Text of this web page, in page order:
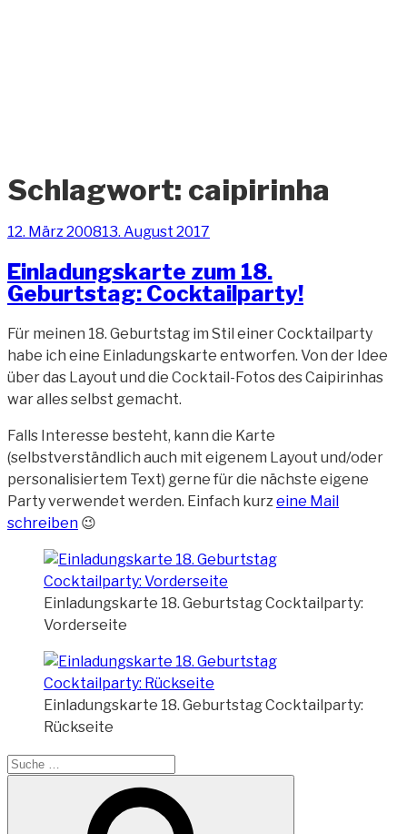
Schlagwort: caipirinha
Veröffentlicht
12. März 200813. August 2017
Einladungskarte zum 18.
Geburtstag: Cocktailparty!
Für meinen 18. Geburtstag im Stil einer Cocktailparty
habe ich eine Einladungskarte entworfen. Von der Idee
über das Layout und die Cocktail-Fotos des Caipirinhas
war alles selbst gemacht.
Falls Interesse besteht, kann die Karte
(selbstverständlich auch mit eigenem Layout und/oder
personalisiertem Text) gerne für die nächste eigene
Party verwendet werden. Einfach kurz eine Mail
schreiben 😉
Einladungskarte 18. Geburtstag Cocktailparty:
Vorderseite
Einladungskarte 18. Geburtstag Cocktailparty:
Rückseite
Suche